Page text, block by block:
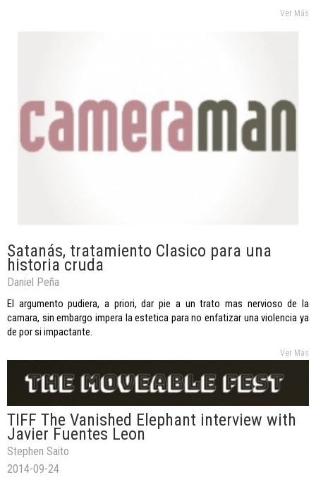
Ver Más
Satanás, tratamiento Clasico para una
historia cruda
Daniel Peña
El argumento pudiera, a priori, dar pie a un trato mas nervioso de la
camara, sin embargo impera la estetica para no enfatizar una violencia ya
de por si impactante.
Ver Más
TIFF The Vanished Elephant interview with
Javier Fuentes Leon
Stephen Saito
2014-09-24